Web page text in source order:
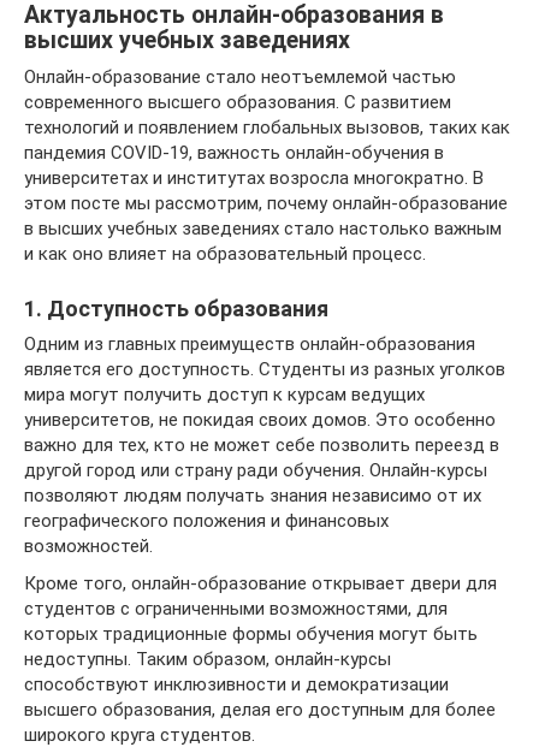
Актуальность онлайн-образования в
высших учебных заведениях
Онлайн-образование стало неотъемлемой частью
современного высшего образования. С развитием
технологий и появлением глобальных вызовов, таких как
пандемия COVID-19, важность онлайн-обучения в
университетах и институтах возросла многократно. В
этом посте мы рассмотрим, почему онлайн-образование
в высших учебных заведениях стало настолько важным
и как оно влияет на образовательный процесс.
1. Доступность образования
Одним из главных преимуществ онлайн-образования
является его доступность. Студенты из разных уголков
мира могут получить доступ к курсам ведущих
университетов, не покидая своих домов. Это особенно
важно для тех, кто не может себе позволить переезд в
другой город или страну ради обучения. Онлайн-курсы
позволяют людям получать знания независимо от их
географического положения и финансовых
возможностей.
Кроме того, онлайн-образование открывает двери для
студентов с ограниченными возможностями, для
которых традиционные формы обучения могут быть
недоступны. Таким образом, онлайн-курсы
способствуют инклюзивности и демократизации
высшего образования, делая его доступным для более
широкого круга студентов.